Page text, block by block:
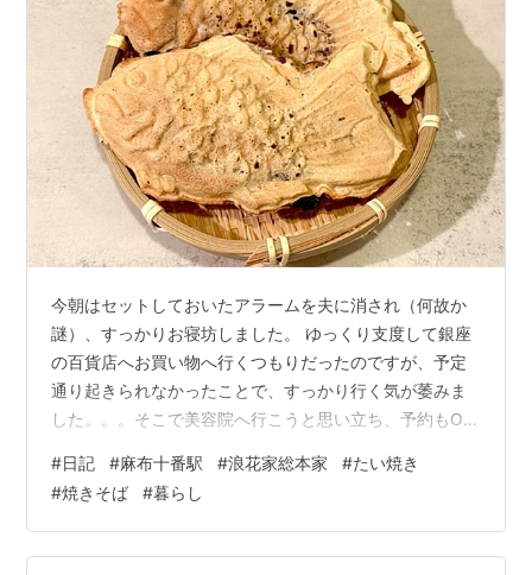
今朝はセットしておいたアラームを夫に消され（何故か
謎）、すっかりお寝坊しました。 ゆっくり支度して銀座
の百貨店へお買い物へ行くつもりだったのですが、予定
通り起きられなかったことで、すっかり行く気が萎みま
した。。。そこで美容院へ行こうと思い立ち、予約もOK
曜日あたりからまた暑くなりそうとの予報なので、今の
うちにできることは済ませておこうというわけです。美
容院の帰り、麻布十番に寄ってお買い物をしてきまし
た。 いつもの八百屋さんやスーパーに寄り、帰る道すが
#日記 #麻布十番駅 #浪花家総本家 #たい焼き
#焼きそば #暮らし